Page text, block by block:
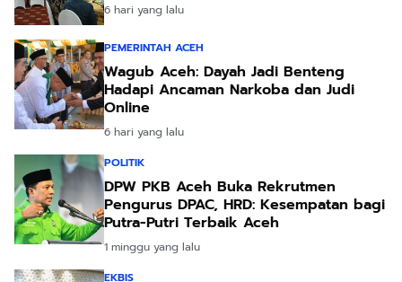
6 hari yang lalu
PEMERINTAH ACEH
Wagub Aceh: Dayah Jadi Benteng
Hadapi Ancaman Narkoba dan Judi
Online
6 hari yang lalu
POLITIK
DPW PKB Aceh Buka Rekrutmen
Pengurus DPAC, HRD: Kesempatan bagi
Putra-Putri Terbaik Aceh
1 minggu yang lalu
EKBIS